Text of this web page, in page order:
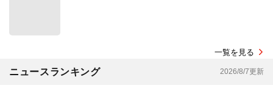
一覧を見る
ニュースランキング 2026/8/7更新